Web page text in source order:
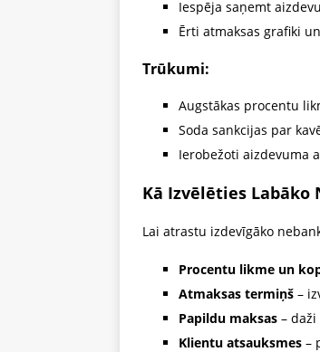
Iespēja saņemt
Ērti atmaksas grafiki
Trūkumi:
Augstākas procentu
Soda sankcijas par
Ierobežoti aizdevuma
Kā Izvēlēties Labāko
Lai atrastu izdevīgāko
Procentu likme un
Atmaksas termiņš –
Papildu maksas –
Klientu atsauksmes –